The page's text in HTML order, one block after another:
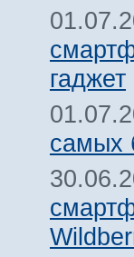
гаджет
самых